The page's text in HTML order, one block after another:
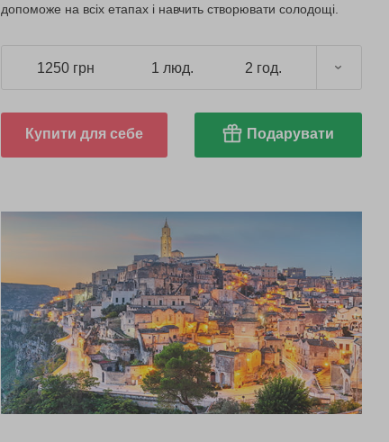
допоможе на всіх етапах і навчить створювати солодощі.
1250 грн 1 люд. 2 год.
Купити для себе Подарувати